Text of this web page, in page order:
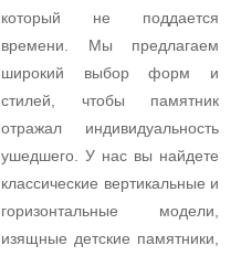
который не поддается
времени. Мы предлагаем
широкий выбор форм и
стилей, чтобы памятник
отражал индивидуальность
ушедшего. У нас вы найдете
классические вертикальные и
горизонтальные модели,
изящные детские памятники,